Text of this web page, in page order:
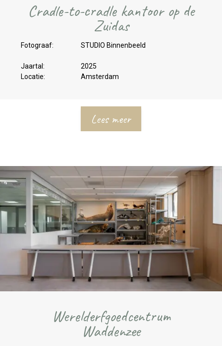
Cradle-to-cradle kantoor op de
Zuidas
Fotograaf: STUDIO Binnenbeeld
Jaartal:
2025
Locatie:
Amsterdam
Lees meer
Werelderfgoedcentrum
Waddenzee